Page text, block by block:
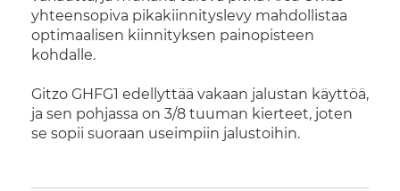
yhteensopiva pikakiinnityslevy mahdollistaa
optimaalisen kiinnityksen painopisteen
kohdalle.
Gitzo GHFG1 edellyttää vakaan jalustan käyttöä,
ja sen pohjassa on 3/8 tuuman kierteet, joten
se sopii suoraan useimpiin jalustoihin.